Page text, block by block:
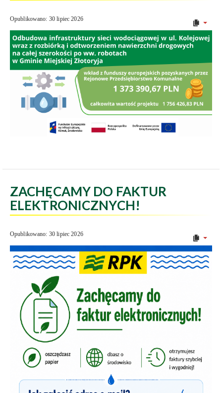
Opublikowano: 30 lipiec 2026
ZACHĘCAMY DO FAKTUR
ELEKTRONICZNYCH!
Opublikowano: 30 lipiec 2026